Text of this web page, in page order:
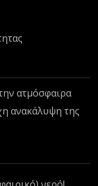
ατμόσφαιρα
ανακάλυψη της